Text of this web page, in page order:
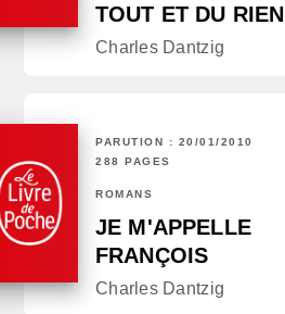
TOUT ET DU RIEN
Charles Dantzig
PARUTION : 20/01/2010
288 PAGES
ROMANS
JE M'APPELLE
FRANÇOIS
Charles Dantzig